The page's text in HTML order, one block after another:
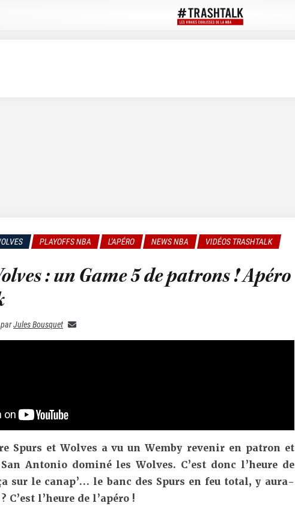
PLAYOFFS NBA L'APÉRO NEWS NBA VIDÉOS TRASHTALK
: un Game 5 de patrons ! Apéro
parJules Bousquet
Spurs et Wolves a vu un Wemby revenir en patron et
Antonio dominé les Wolves. C’est donc l’heure de
sur le canap’… le banc des Spurs en feu total, y aura-
C’est l’heure de l’apéro !